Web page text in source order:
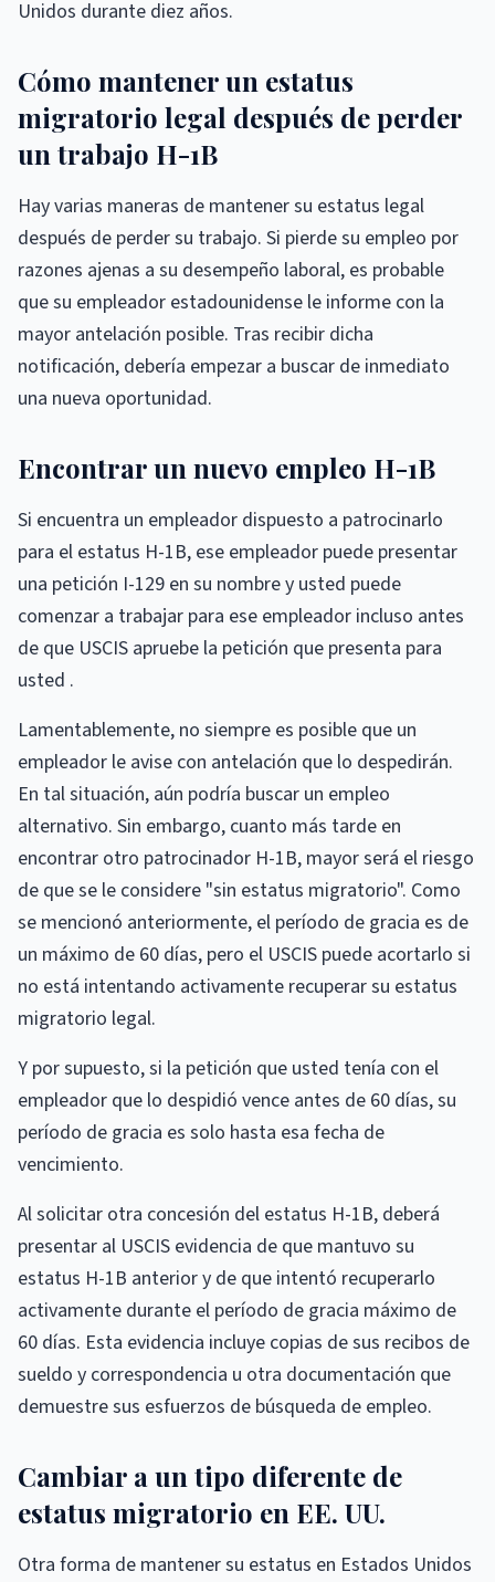
Unidos durante diez años.
Cómo mantener un estatus
migratorio legal después de perder
un trabajo H-1B
Hay varias maneras de mantener su estatus legal
después de perder su trabajo. Si pierde su empleo por
razones ajenas a su desempeño laboral, es probable
que su empleador estadounidense le informe con la
mayor antelación posible. Tras recibir dicha
notificación, debería empezar a buscar de inmediato
una nueva oportunidad.
Encontrar un nuevo empleo H-1B
Si encuentra un empleador dispuesto a patrocinarlo
para el estatus H-1B, ese empleador puede presentar
una petición I-129 en su nombre y usted puede
comenzar a trabajar para ese empleador incluso antes
de que USCIS apruebe la petición que presenta para
usted .
Lamentablemente, no siempre es posible que un
empleador le avise con antelación que lo despedirán.
En tal situación, aún podría buscar un empleo
alternativo. Sin embargo, cuanto más tarde en
encontrar otro patrocinador H-1B, mayor será el riesgo
de que se le considere "sin estatus migratorio". Como
se mencionó anteriormente, el período de gracia es de
un máximo de 60 días, pero el USCIS puede acortarlo si
no está intentando activamente recuperar su estatus
migratorio legal.
Y por supuesto, si la petición que usted tenía con el
empleador que lo despidió vence antes de 60 días, su
período de gracia es solo hasta esa fecha de
vencimiento.
Al solicitar otra concesión del estatus H-1B, deberá
presentar al USCIS evidencia de que mantuvo su
estatus H-1B anterior y de que intentó recuperarlo
activamente durante el período de gracia máximo de
60 días. Esta evidencia incluye copias de sus recibos de
sueldo y correspondencia u otra documentación que
demuestre sus esfuerzos de búsqueda de empleo.
Cambiar a un tipo diferente de
estatus migratorio en EE. UU.
Otra forma de mantener su estatus en Estados Unidos